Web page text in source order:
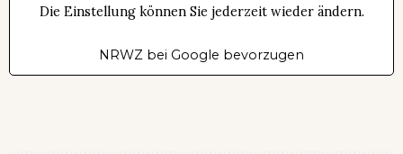
Die Einstellung können Sie jederzeit wieder ändern.
NRWZ bei Google bevorzugen